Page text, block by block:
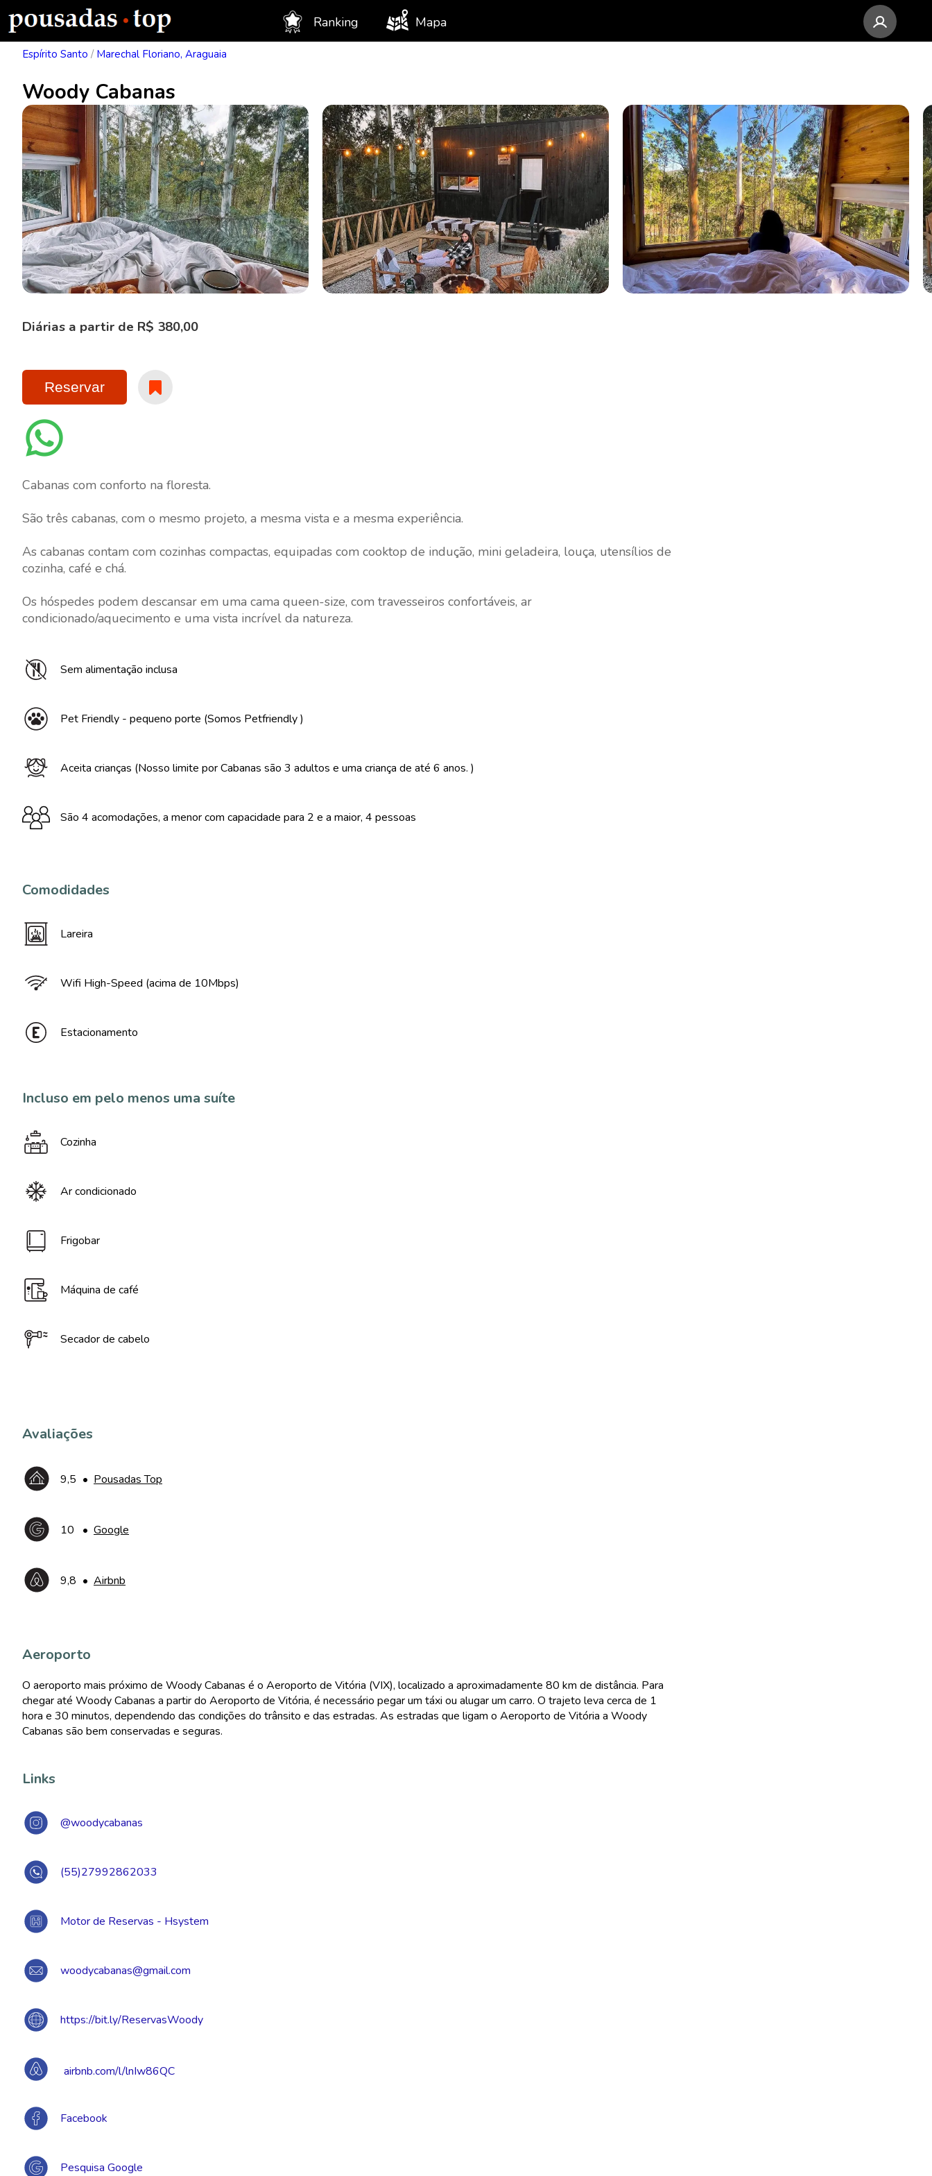
Ranking Mapa
Espírito Santo / Marechal Floriano, Araguaia
Woody Cabanas
Diárias a partir de R$ 380,00
Reservar
Cabanas com conforto na floresta.
São três cabanas, com o mesmo projeto, a mesma vista e a mesma experiência.
As cabanas contam com cozinhas compactas, equipadas com cooktop de indução, mini geladeira, louça, utensílios de
cozinha, café e chá.
Os hóspedes podem descansar em uma cama queen-size, com travesseiros confortáveis, ar
condicionado/aquecimento e uma vista incrível da natureza.
Sem alimentação inclusa
Pet Friendly - pequeno porte (Somos Petfriendly )
Aceita crianças (Nosso limite por Cabanas são 3 adultos e uma criança de até 6 anos. )
São 4 acomodações, a menor com capacidade para 2 e a maior, 4 pessoas
Comodidades
Lareira
Wifi High-Speed (acima de 10Mbps)
Estacionamento
Incluso em pelo menos uma suíte
Cozinha
Ar condicionado
Frigobar
Máquina de café
Secador de cabelo
Avaliações
9,5 • Pousadas Top
10 • Google
9,8 • Airbnb
Aeroporto
O aeroporto mais próximo de Woody Cabanas é o Aeroporto de Vitória (VIX), localizado a aproximadamente 80 km de distância. Para
chegar até Woody Cabanas a partir do Aeroporto de Vitória, é necessário pegar um táxi ou alugar um carro. O trajeto leva cerca de 1
hora e 30 minutos, dependendo das condições do trânsito e das estradas. As estradas que ligam o Aeroporto de Vitória a Woody
Cabanas são bem conservadas e seguras.
Links
@woodycabanas
(55)27992862033
Motor de Reservas - Hsystem
woodycabanas@gmail.com
https://bit.ly/ReservasWoody
airbnb.com/l/lnIw86QC
Facebook
Pesquisa Google